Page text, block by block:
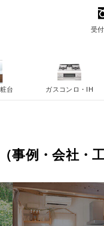
受
例・会社・工
台 ガスコンロ・IH